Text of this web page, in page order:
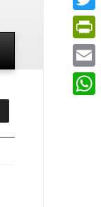
Email